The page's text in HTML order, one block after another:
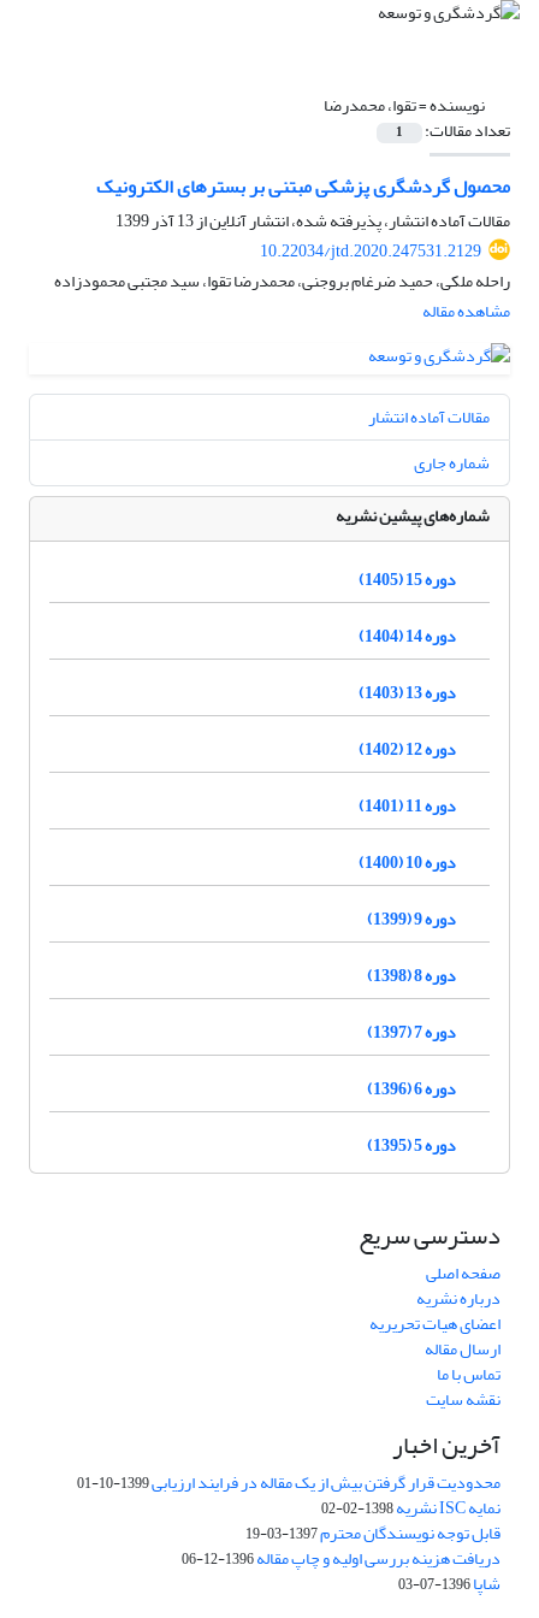
نویسنده =تقوا، محمدرضا
تعداد مقالات: 1
محصول گردشگری پزشکی مبتنی بر بسترهای الکترونیک
مقالات آماده انتشار، پذیرفته شده، انتشار آنلاین از13 آذر 1399
10.22034/jtd.2020.247531.2129
راحله ملکی، حمید ضرغام بروجنی، محمدرضا تقوا، سید مجتبی محمودزاده
مشاهده مقاله
مقالات آماده انتشار
شماره جاری
شماره‌های پیشین نشریه
دوره 15 (1405)
دوره 14 (1404)
دوره 13 (1403)
دوره 12 (1402)
دوره 11 (1401)
دوره 10 (1400)
دوره 9 (1399)
دوره 8 (1398)
دوره 7 (1397)
دوره 6 (1396)
دوره 5 (1395)
دسترسی سریع
صفحه اصلی
درباره نشریه
اعضای هیات تحریریه
ارسال مقاله
تماس با ما
نقشه سایت
آخرین اخبار
محدودیت قرار گرفتن بیش از یک مقاله در فرایند ارزیابی1399-10-01
نمایه ISC نشریه 1398-02-02
قابل توجه نویسندگان محترم1397-03-19
دریافت هزینه بررسی اولیه و چاپ مقاله1396-12-06
شاپا1396-07-03